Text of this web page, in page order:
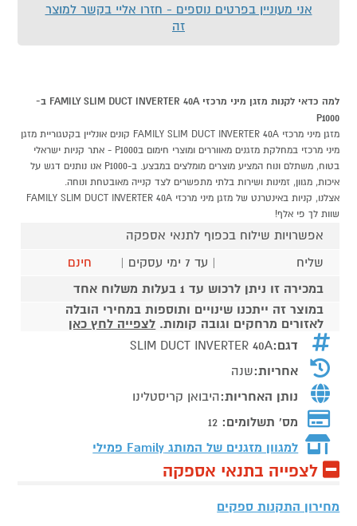
אני מעוניין בפרטים נוספים - חזרו אליי בקשר למוצר
זה
למה כדאי לקנות מזגן מיני מרכזי FAMILY SLIM DUCT INVERTER 40A ב-
P1000
מזגן מיני מרכזי FAMILY SLIM DUCT INVERTER 40A קונים אונליין בקטגוריית מזגן
מיני מרכזי במחלקת מזגנים מאווררים ומוצרי חימום בP1000 - אתר קניות ישראלי
בטוח, משתלם ונוח המציע מוצרים מומלצים במבצע. ב-P1000 אנו נותנים דגש על
איכות, מגוון, זמינות ושירות בלתי מתפשרים לצד קנייה מאובטחת ונוחה.
אצלנו, קניות באינטרנט של מזגן מיני מרכזי FAMILY SLIM DUCT INVERTER 40A
שוות לך פי אלף!
אפשרויות שילוח בכפוף לתנאי אספקה
שליח
| עד 7 ימי עסקים |
חינם
במכירה זו ניתן לרכוש עד 1 בעלות משלוח אחד
במוצר זה ייתכנו שינויים ותוספות במחירי הובלה
לאזורים מרחקים וגובה קומות. לצפייה לחץ כאן
דגם:SLIM DUCT INVERTER 40A
אחריות:שנה
נותן האחריות:היבואן קריסטלינו
מס' תשלומים: 12
למגוון מזגנים של המותג Family פמילי
לצפייה בתנאי אספקה
מחירון התקנות ספקים